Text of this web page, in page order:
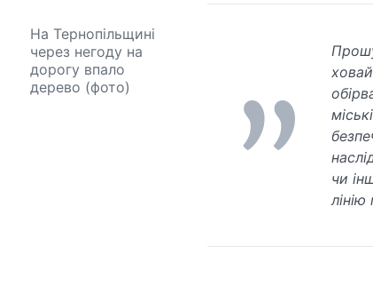
На Тернопільщині
через негоду на
дорогу впало
дерево (фото)
чи